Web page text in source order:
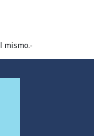
mismo.-